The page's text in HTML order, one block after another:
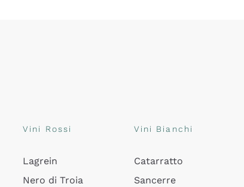
Vini Rossi
Lagrein
Nero di Troia
Vini Bianchi
Catarratto
Sancerre